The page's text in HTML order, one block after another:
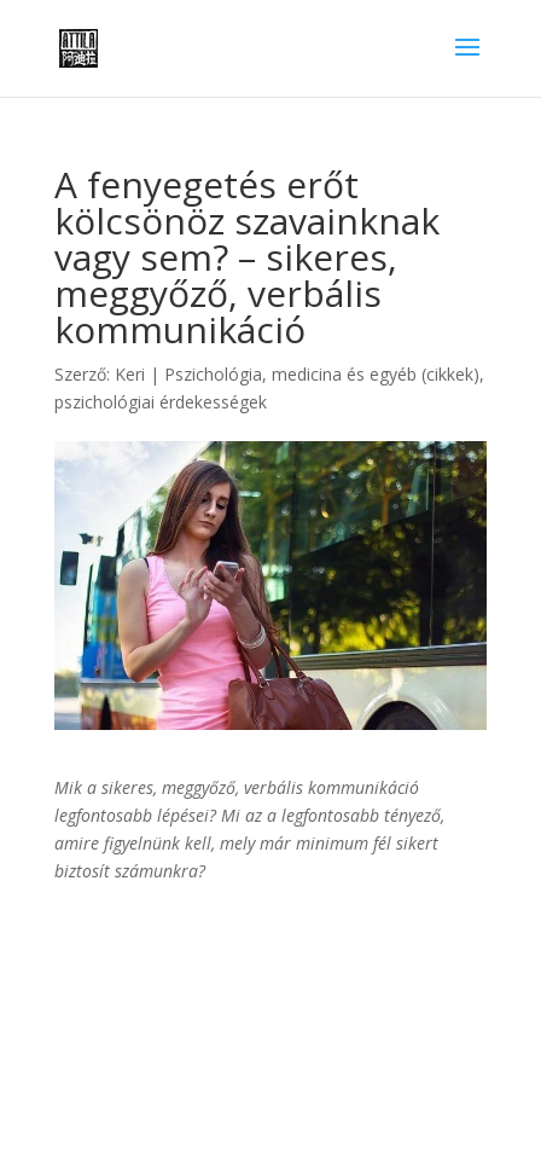
A fenyegetés erőt
kölcsönöz szavainknak
vagy sem? – sikeres,
meggyőző, verbális
kommunikáció
Szerző: Keri | Pszichológia, medicina és egyéb (cikkek),
pszichológiai érdekességek
Mik a sikeres, meggyőző, verbális kommunikáció
legfontosabb lépései? Mi az a legfontosabb tényező,
amire figyelnünk kell, mely már minimum fél sikert
biztosít számunkra?